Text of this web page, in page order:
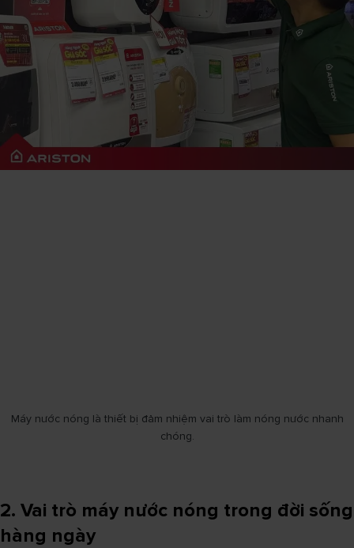
Máy nước nóng là thiết bị đảm nhiệm vai trò làm nóng nước nhanh
chóng.
2. Vai trò máy nước nóng trong đời sống
hàng ngày